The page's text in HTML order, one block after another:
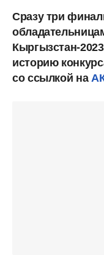
Сразу три
Кыргызстан-
историю
со ссылкой на